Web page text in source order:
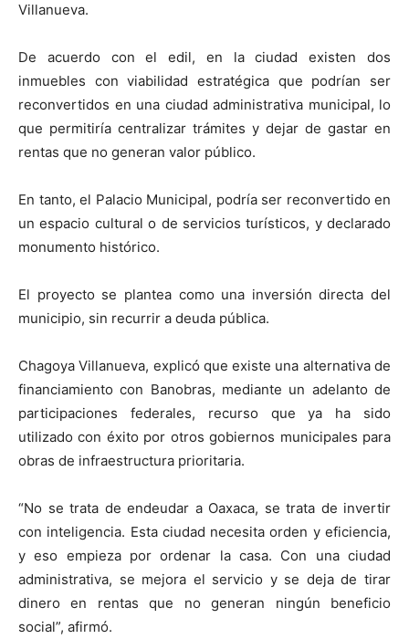
Villanueva.
De acuerdo con el edil, en la ciudad existen dos
inmuebles con viabilidad estratégica que podrían ser
reconvertidos en una ciudad administrativa municipal, lo
que permitiría centralizar trámites y dejar de gastar en
rentas que no generan valor público.
En tanto, el Palacio Municipal, podría ser reconvertido en
un espacio cultural o de servicios turísticos, y declarado
monumento histórico.
El proyecto se plantea como una inversión directa del
municipio, sin recurrir a deuda pública.
Chagoya Villanueva, explicó que existe una alternativa de
financiamiento con Banobras, mediante un adelanto de
participaciones federales, recurso que ya ha sido
utilizado con éxito por otros gobiernos municipales para
obras de infraestructura prioritaria.
“No se trata de endeudar a Oaxaca, se trata de invertir
con inteligencia. Esta ciudad necesita orden y eficiencia,
y eso empieza por ordenar la casa. Con una ciudad
administrativa, se mejora el servicio y se deja de tirar
dinero en rentas que no generan ningún beneficio
social”, afirmó.